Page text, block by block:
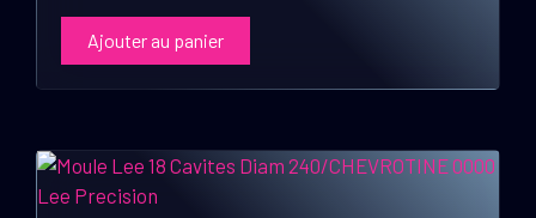
Ajouter au panier